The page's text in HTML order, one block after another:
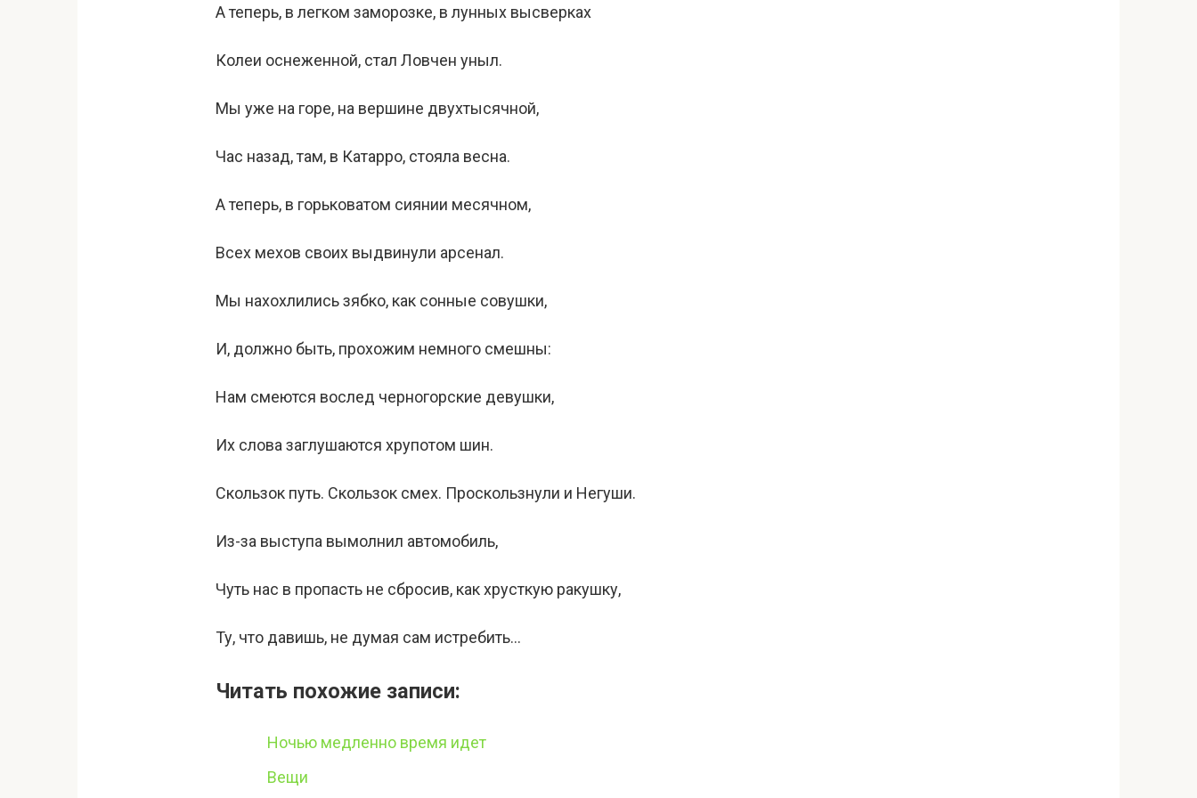
А теперь, в легком заморозке, в лунных высверках
Колеи оснеженной, стал Ловчен уныл.
Мы уже на горе, на вершине двухтысячной,
Час назад, там, в Катарро, стояла весна.
А теперь, в горьковатом сиянии месячном,
Всех мехов своих выдвинули арсенал.
Мы нахохлились зябко, как сонные совушки,
И, должно быть, прохожим немного смешны:
Нам смеются вослед черногорские девушки,
Их слова заглушаются хрупотом шин.
Скользок путь. Скользок смех. Проскользнули и Негуши.
Из-за выступа вымолнил автомобиль,
Чуть нас в пропасть не сбросив, как хрусткую ракушку,
Ту, что давишь, не думая сам истребить…
Читать похожие записи:
Ночью медленно время идет
Вещи